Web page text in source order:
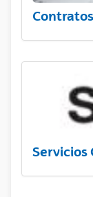
Servicios